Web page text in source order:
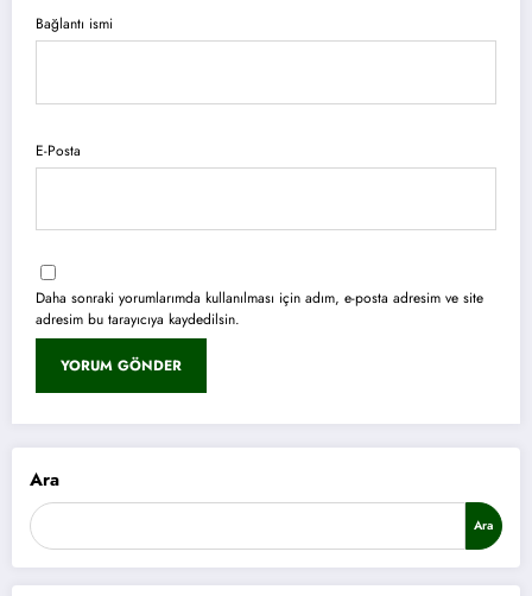
Bağlantı ismi
E-Posta
Daha sonraki yorumlarımda kullanılması için adım, e-posta adresim ve site
adresim bu tarayıcıya kaydedilsin.
Ara
Ara